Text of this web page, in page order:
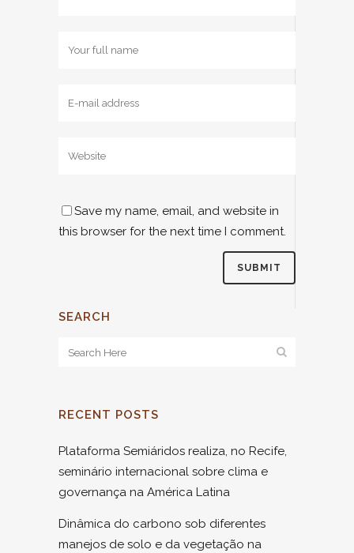
Save my name, email, and website in
this browser for the next time I comment.
SEARCH
RECENT POSTS
Plataforma Semiáridos realiza, no Recife,
seminário internacional sobre clima e
governança na América Latina
Dinâmica do carbono sob diferentes
manejos de solo e da vegetação na